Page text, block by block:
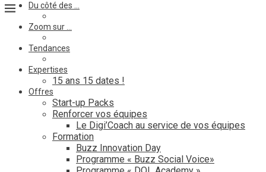
Du côté des …
Zoom sur …
Tendances
Expertises
15 ans 15 dates !
Offres
Start-up Packs
Renforcer vos équipes
Le Digi’Coach au service de vos équipes
Formation
Buzz Innovation Day
Programme « Buzz Social Voice»